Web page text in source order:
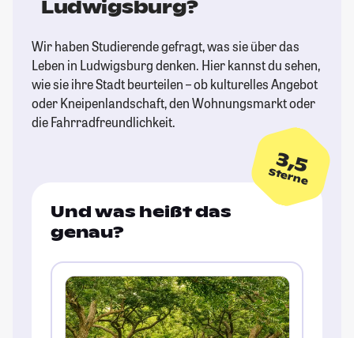
Ludwigsburg?
Wir haben Studierende gefragt, was sie über das
Leben in Ludwigsburg denken. Hier kannst du sehen,
wie sie ihre Stadt beurteilen – ob kulturelles Angebot
oder Kneipenlandschaft, den Wohnungsmarkt oder
die Fahrradfreundlichkeit.
3,5
Sterne
Und was heißt das
genau?